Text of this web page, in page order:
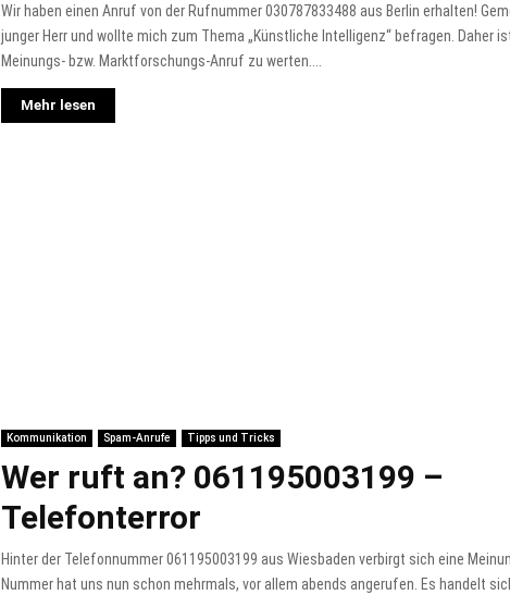
Wir haben einen Anruf von der Rufnummer 030787833488 aus Berlin erhalten!
junger Herr und wollte mich zum Thema „Künstliche Intelligenz“ befragen. Daher
Meinungs- bzw. Marktforschungs-Anruf zu werten....
Mehr lesen
Kommunikation Spam-Anrufe Tipps und Tricks
Wer ruft an? 061195003199 –
Telefonterror
Hinter der Telefonnummer 061195003199 aus Wiesbaden verbirgt sich eine
Nummer hat uns nun schon mehrmals, vor allem abends angerufen. Es handelt